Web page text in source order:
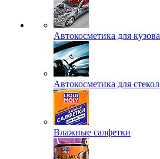
Автокосметика для кузова
Автокосметика для стекол
Влажные салфетки